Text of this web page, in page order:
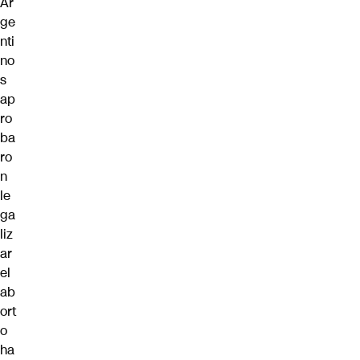
ge
nti
no
s
ap
ro
ba
ro
n
le
ga
liz
ar
el
ab
ort
o
ha